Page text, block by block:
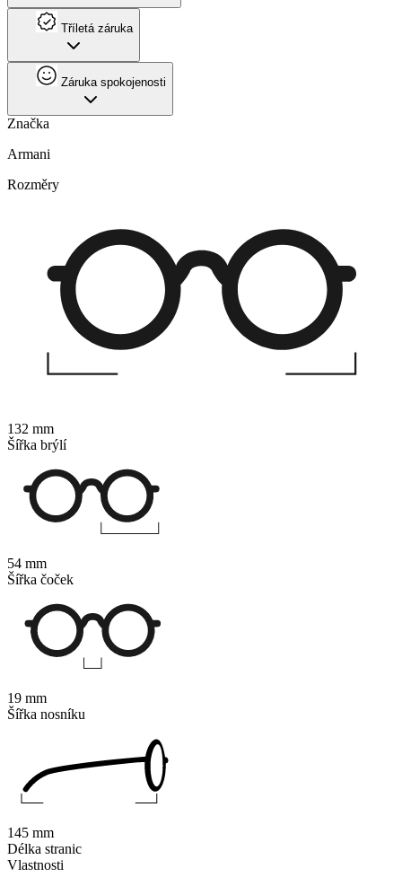
Tříletá záruka
Záruka spokojenosti
Značka
Armani
Vlastnosti
Rozměry
132 mm
Šířka brýlí
54 mm
Šířka čoček
19 mm
Šířka nosníku
145 mm
Délka stranic